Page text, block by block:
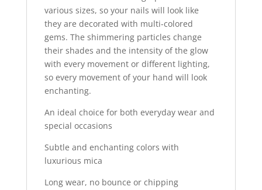
various sizes, so your nails will look like
they are decorated with multi-colored
gems. The shimmering particles change
their shades and the intensity of the glow
with every movement or different lighting,
so every movement of your hand will look
enchanting.
An ideal choice for both everyday wear and
special occasions
Subtle and enchanting colors with
luxurious mica
Long wear, no bounce or chipping